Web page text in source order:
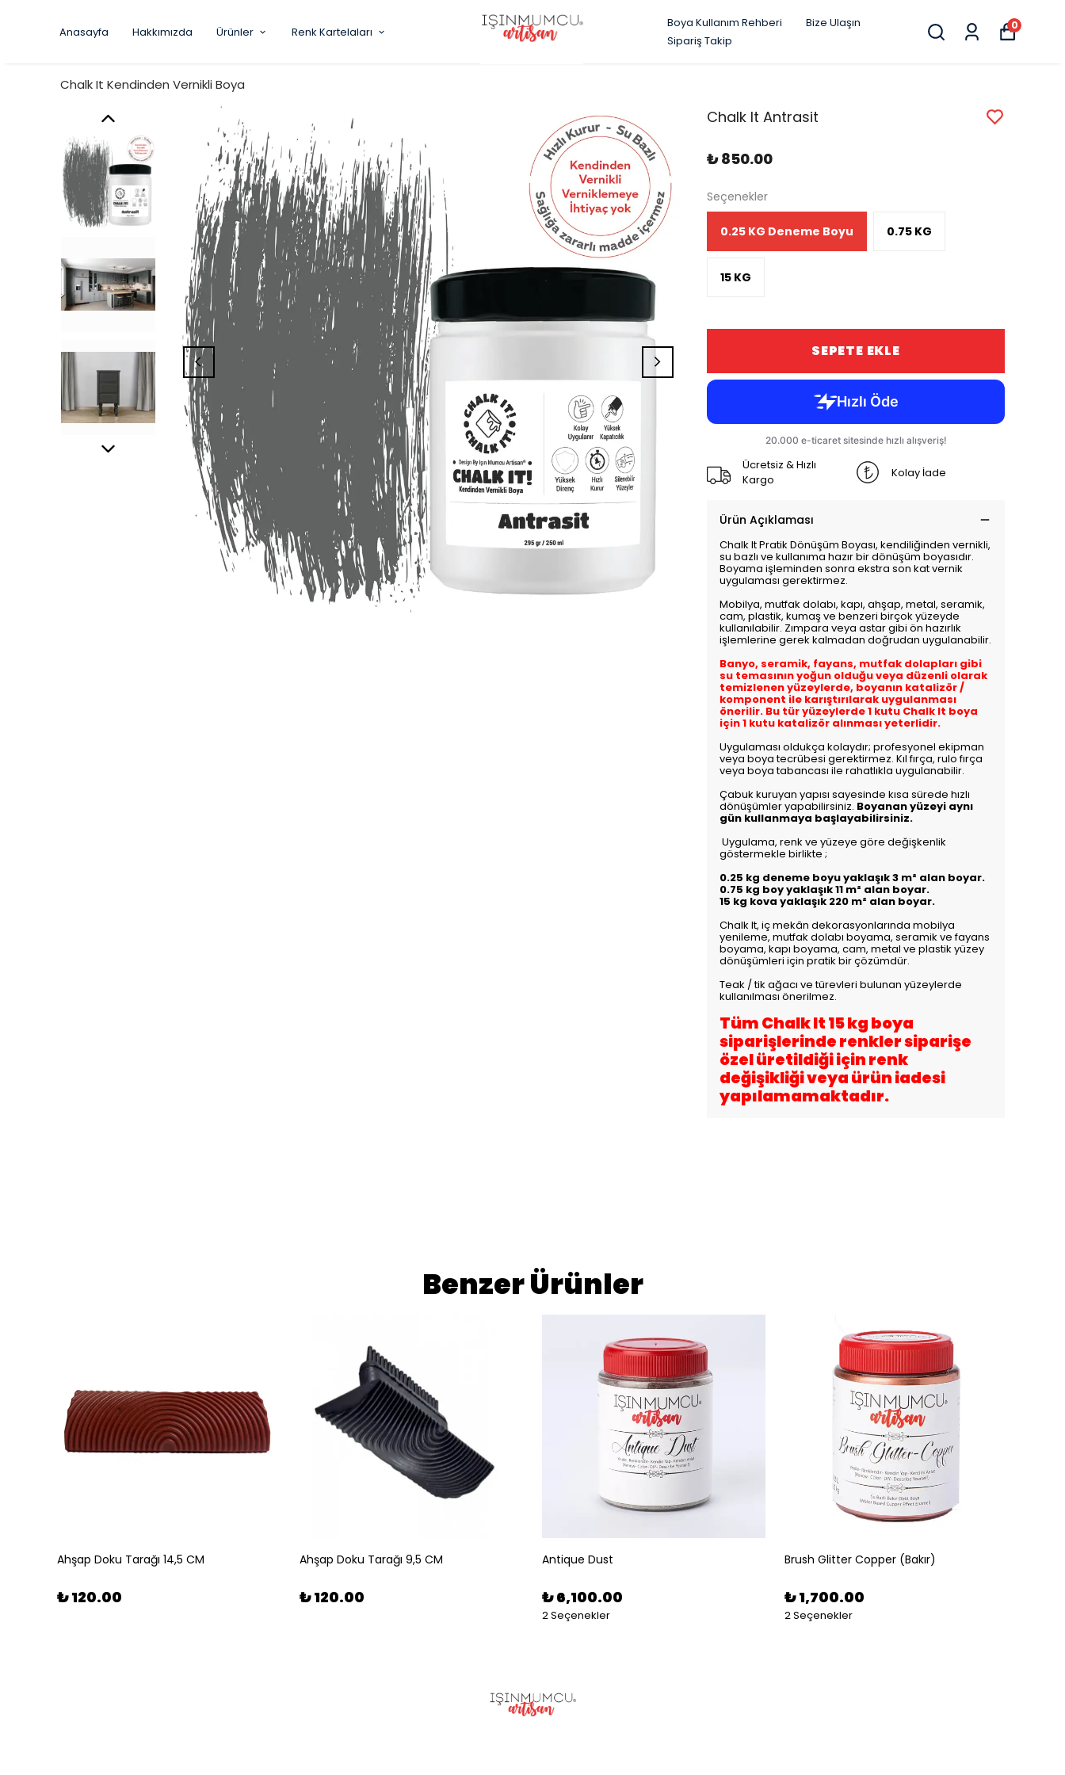
Anasayfa Hakkımızda Ürünler Renk Kartelaları
Boya Kullanım Rehberi
Bize Ulaşın
Sipariş Takip
0
Chalk It Kendinden Vernikli Boya
Chalk It Antrasit
₺ 850.00
Seçenekler
0.25 KG Deneme Boyu 0.75 KG
15 KG
SEPETE EKLE
Ücretsiz & Hızlı
Kargo
Kolay İade
Ürün Açıklaması
Chalk It Pratik Dönüşüm Boyası, kendiliğinden vernikli,
su bazlı ve kullanıma hazır bir dönüşüm boyasıdır.
Boyama işleminden sonra ekstra son kat vernik
uygulaması gerektirmez.
Mobilya, mutfak dolabı, kapı, ahşap, metal, seramik,
cam, plastik, kumaş ve benzeri birçok yüzeyde
kullanılabilir. Zımpara veya astar gibi ön hazırlık
işlemlerine gerek kalmadan doğrudan uygulanabilir.
Banyo, seramik, fayans, mutfak dolapları gibi
su temasının yoğun olduğu veya düzenli olarak
temizlenen yüzeylerde, boyanın katalizör /
komponent ile karıştırılarak uygulanması
önerilir. Bu tür yüzeylerde 1 kutu Chalk It boya
için 1 kutu katalizör alınması yeterlidir.
Uygulaması oldukça kolaydır; profesyonel ekipman
veya boya tecrübesi gerektirmez. Kıl fırça, rulo fırça
veya boya tabancası ile rahatlıkla uygulanabilir.
Çabuk kuruyan yapısı sayesinde kısa sürede hızlı
dönüşümler yapabilirsiniz. Boyanan yüzeyi aynı
gün kullanmaya başlayabilirsiniz.
Uygulama, renk ve yüzeye göre değişkenlik
göstermekle birlikte ;
0.25 kg deneme boyu yaklaşık 3 m² alan boyar.
0.75 kg boy yaklaşık 11 m² alan boyar.
15 kg kova yaklaşık 220 m² alan boyar.
Chalk It, iç mekân dekorasyonlarında mobilya
yenileme, mutfak dolabı boyama, seramik ve fayans
boyama, kapı boyama, cam, metal ve plastik yüzey
dönüşümleri için pratik bir çözümdür.
Teak / tik ağacı ve türevleri bulunan yüzeylerde
kullanılması önerilmez.
Tüm Chalk It 15 kg boya
siparişlerinde renkler siparişe
özel üretildiği için renk
değişikliği veya ürün iadesi
yapılamamaktadır.
Benzer Ürünler
Ahşap Doku Tarağı 14,5 CM
₺ 120.00
Ahşap Doku Tarağı 9,5 CM
₺ 120.00
Antique Dust
₺ 6,100.00
2 Seçenekler
Brush Glitter Copper (Bakır)
₺ 1,700.00
2 Seçenekler